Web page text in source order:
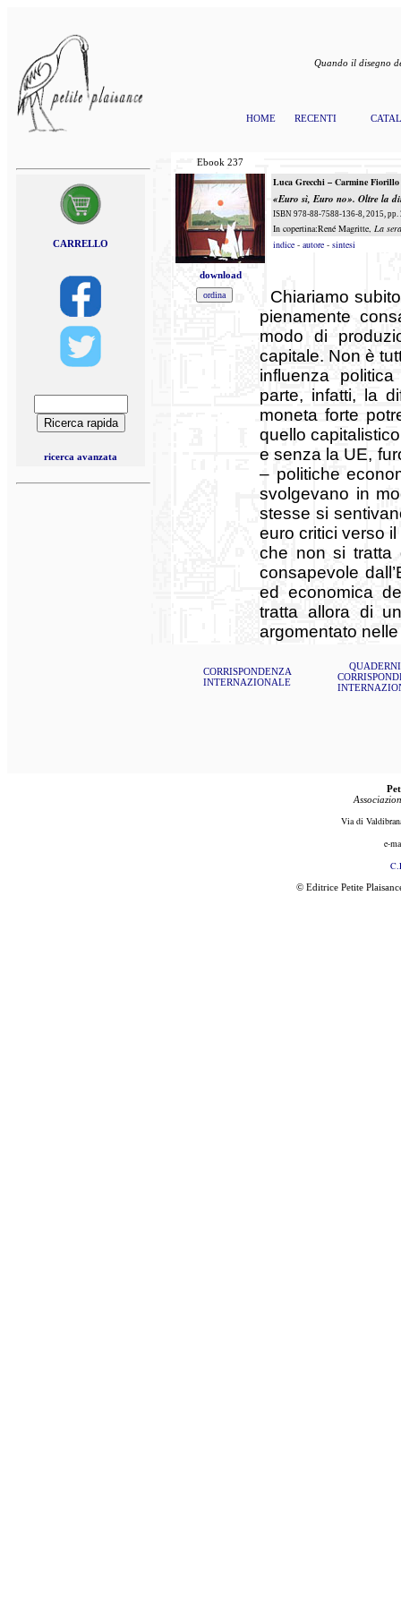
Quando il disegno
HOME RECENTI
CARRELLO
ricerca avanzata
Ebook 237
Luca Grecchi – Carmine Fiorillo
«Euro sì, Euro no». Oltre la
ISBN 978-88-7588-136-8, 2015, pp.
In copertina:René Magritte, La
indice - autore - sintesi
download
Chiariamo
pienamente
modo di
capitale. Non è
influenza
parte, infatti, la
moneta forte
quello
e senza la UE,
– politiche
svolgevano in
stesse si
euro critici verso
che non si tratta
consapevole
ed economica
tratta allora di
argomentato
CORRISPONDENZA
INTERNAZIONALE
Via di
e-
© Editrice Petite